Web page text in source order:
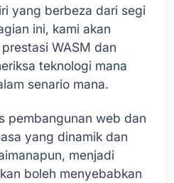
yang berbeza dari segi
ini, kami akan
WASM dan
teknologi mana
senario mana.
pembangunan web dan
yang dinamik dan
menjadi
boleh menyebabkan